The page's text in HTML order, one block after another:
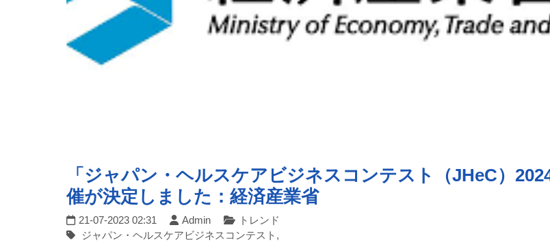
「ジャパン・ヘルスケアビジネスコンテスト（JHeC）
催が決定しました：経済産業省
21-07-2023 02:31 Admin
トレンド
ジャパン・ヘルスケアビジネスコンテスト,